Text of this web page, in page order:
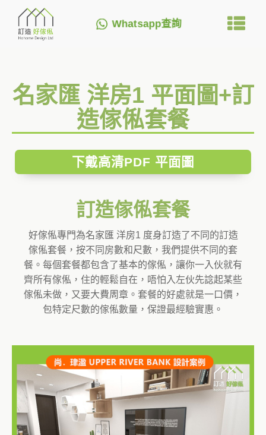
Whatsapp查詢
名家匯 洋房1 平面圖+訂
造傢俬套餐
下戴高清PDF 平面圖
訂造傢俬套餐
好傢俬專門為名家匯 洋房1 度身訂造了不同的訂造
傢俬套餐，按不同房數和尺數，我們提供不同的套
餐。每個套餐都包含了基本的傢俬，讓你一入伙就有
齊所有傢俬，住的輕鬆自在，唔怕入左伙先諗起某些
傢俬未做，又要大費周章。套餐的好處就是一口價，
包特定尺數的傢俬數量，保證最經驗實惠。